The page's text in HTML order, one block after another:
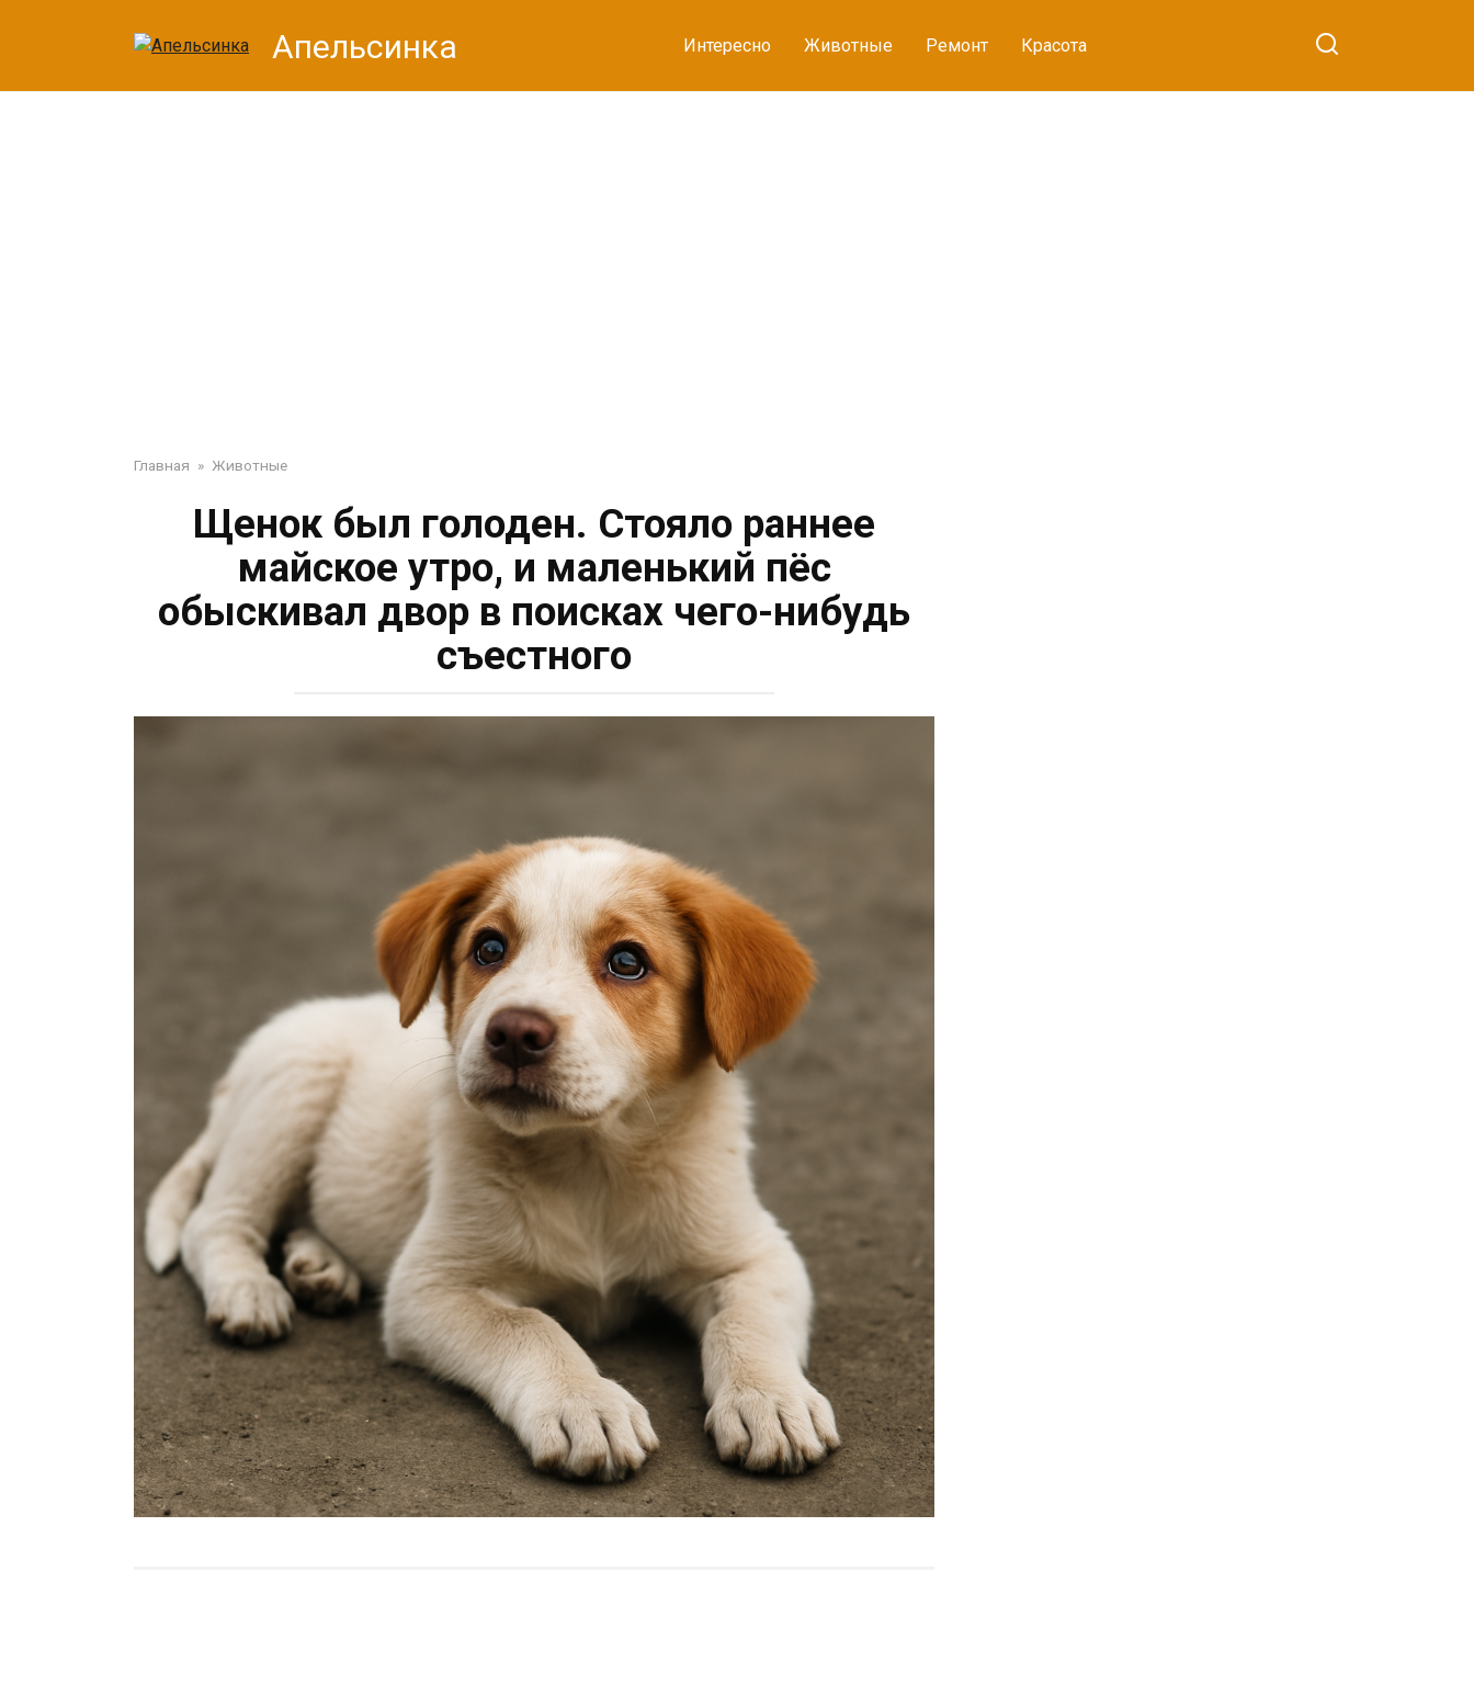
Апельсинка Интересно Животные Ремонт Красота
Главная » Животные
Щенок был голоден. Стояло раннее
майское утро, и маленький пёс
обыскивал двор в поисках чего-нибудь
съестного